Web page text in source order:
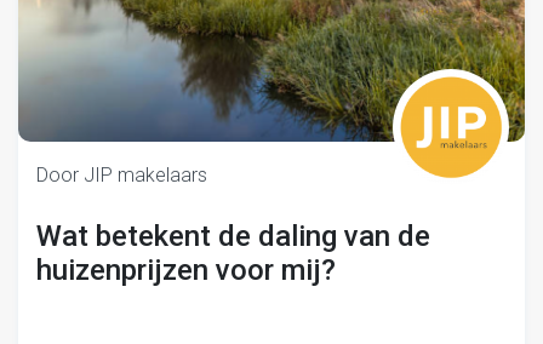
Door JIP makelaars
Wat betekent de daling van de
huizenprijzen voor mij?